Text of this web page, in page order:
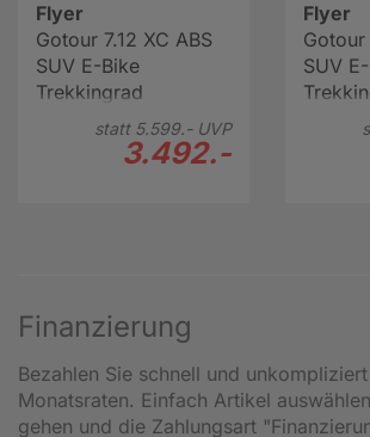
Flyer
Gotour 7.12 XC ABS
SUV E-Bike
Trekkingrad
Tiefeinsteiger 29"
statt 5.599.-UVP
3.492.-
Flyer
Gotour
SUV
29"
Finanzierung
Bezahlen Sie schnell und
Monatsraten. Einfach Artikel
gehen und die Zahlungsart